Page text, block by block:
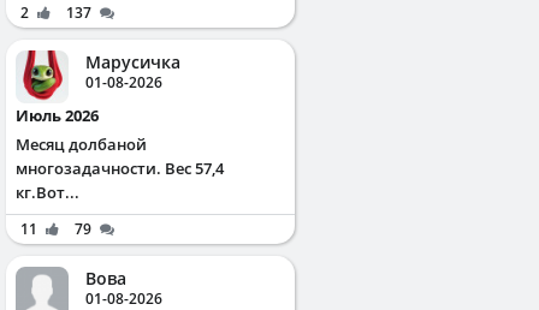
2 137
Марусичка
01-08-2026
Июль 2026
Месяц долбаной
многозадачности. Вес 57,4
кг.Вот...
11 79
Вова
01-08-2026